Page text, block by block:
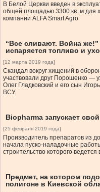
В Белой Церкви введен в
общей площадью 3300 кв. м для
компании ALFA Smart Agro
“Все сливают. Война
испаряется топливо и
[12 марта 2019 года]
Скандал вокруг хищений в
участвовали друг Порошенко
Олег Гладковский и его сын
ВСУ.
Biopharma запускает
[25 февраля 2019 года]
Производитель препаратов из
начала пуско-наладочные
строительство которого
Предмет, на котором
полигоне в Киевской